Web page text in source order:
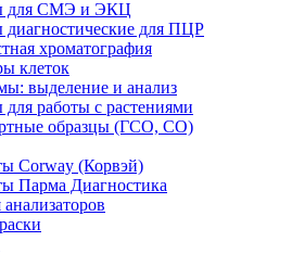
для СМЭ и ЭКЦ
для ПЦР
хроматография
клеток
выделение и анализ
работы с растениями
образцы (ГСО, CO)
Corway (Корвэй)
Парма Диагностика